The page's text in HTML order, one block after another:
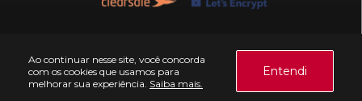
Ao continuar nesse site, você concorda
com os cookies que usamos para
melhorar sua experiência. Saiba mais.
Entendi